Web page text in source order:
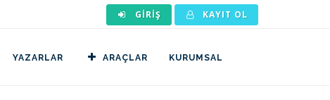
GIRIŞ KAYIT OL
YAZARLAR ARAÇLAR KURUMSAL